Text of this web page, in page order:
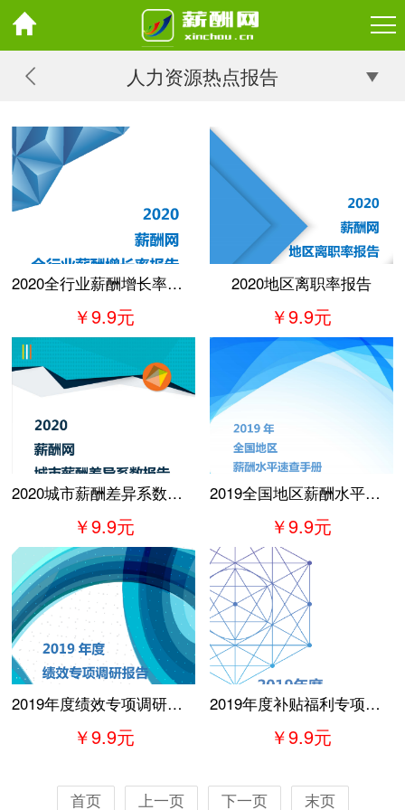
人力资源热点报告
2020全行业薪酬增长率报告
￥9.9元
2020地区离职率报告
￥9.9元
2020城市薪酬差异系数报告
￥9.9元
2019全国地区薪酬水平速查手册
￥9.9元
2019年度绩效专项调研报告
￥9.9元
2019年度补贴福利专项调研报告
￥9.9元
首页 上一页 下一页 末页